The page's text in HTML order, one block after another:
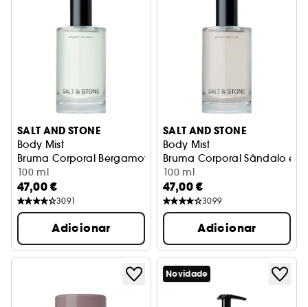
SALT AND STONE
Body Mist
Bruma Corporal Bergamota e Hinoki
100 ml
47,00 €
3091
Adicionar
SALT AND STONE
Body Mist
Bruma Corporal Sândalo e
100 ml
47,00 €
3099
Adicionar
Novidade